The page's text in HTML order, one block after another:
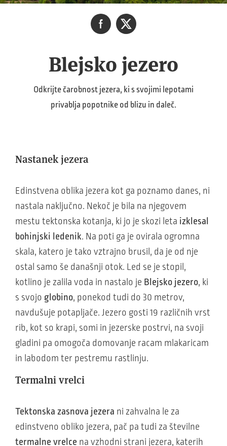
Blejsko jezero
Odkrijte čarobnost jezera, ki s svojimi lepotami
privablja popotnike od blizu in daleč.
Nastanek jezera
Edinstvena oblika jezera kot ga poznamo danes, ni
nastala naključno. Nekoč je bila na njegovem
mestu tektonska kotanja, ki jo je skozi leta izklesal
bohinjski ledenik. Na poti ga je ovirala ogromna
skala, katero je tako vztrajno brusil, da je od nje
ostal samo še današnji otok. Led se je stopil,
kotlino je zalila voda in nastalo je Blejsko jezero, ki
s svojo globino, ponekod tudi do 30 metrov,
navdušuje potapljače. Jezero gosti 19 različnih vrst
rib, kot so krapi, somi in jezerske postrvi, na svoji
gladini pa omogoča domovanje racam mlakaricam
in labodom ter pestremu rastlinju.
Termalni vrelci
Tektonska zasnova jezera ni zahvalna le za
edinstveno obliko jezera, pač pa tudi za številne
termalne vrelce na vzhodni strani jezera, katerih